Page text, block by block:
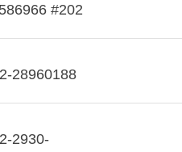
#202
28960188
2930-